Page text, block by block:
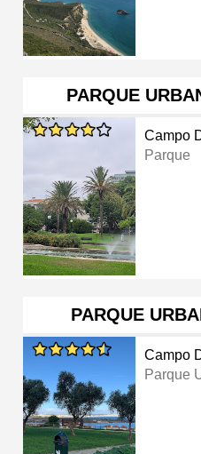
PARQUE
Campo
Parque
PARQUE
Campo
Parque